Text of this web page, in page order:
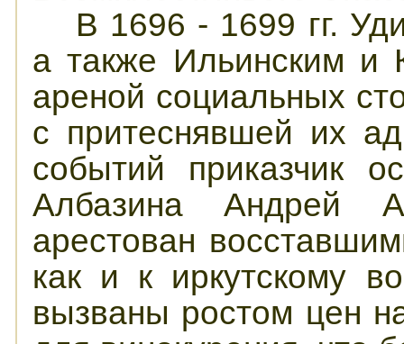
В 1696 - 1699 гг.
а также Ильинским и
ареной социальных
с притеснявшей их
событий приказчик
Албазина Андрей
арестован
как и к иркутскому
вызваны ростом цен